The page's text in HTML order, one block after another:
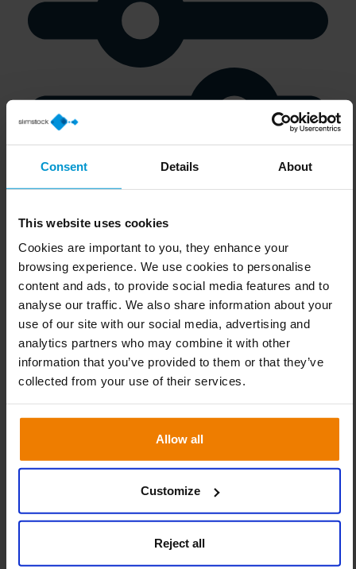
Consent Details About
This website uses cookies
Cookies are important to you, they enhance your
browsing experience. We use cookies to personalise
content and ads, to provide social media features and to
analyse our traffic. We also share information about your
use of our site with our social media, advertising and
analytics partners who may combine it with other
information that you’ve provided to them or that they’ve
collected from your use of their services.
Allow all
Customize
Reject all
Optimización a nivel granular
No todos los productos se comportan igual. Si a esto
le añadimos que la mayoría de las empresas
gestionan miles de referencias, nos encontramos en
un contexto en el que optimización de las previsiones
en una tarea compleja. Slim4 identifica
producto para aplicar el plan de previsión más